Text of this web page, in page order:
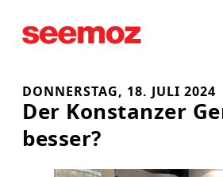
Inhalt
DONNERSTAG, 18. JULI 2024
Der Konstanzer
besser?